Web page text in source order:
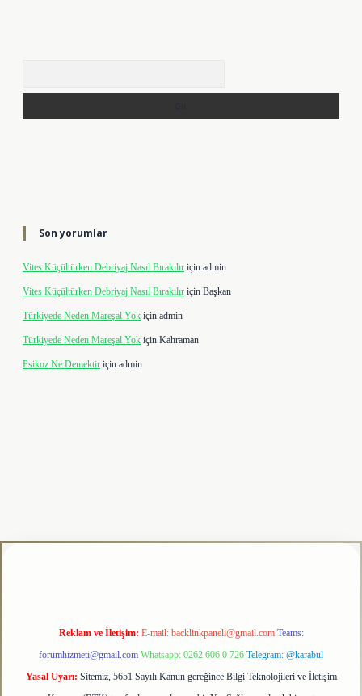
Son yorumlar
Vites Küçültürken Debriyaj Nasıl Bırakılır için admin
Vites Küçültürken Debriyaj Nasıl Bırakılır için Başkan
Türkiyede Neden Mareşal Yok için admin
Türkiyede Neden Mareşal Yok için Kahraman
Psikoz Ne Demektir için admin
giriş adresitulipbet
Reklam ve İletişim: E-mail: backlinkpaneli@gmail.com Teams:
forumhizmeti@gmail.com Whatsapp: 0262 606 0 726 Telegram: @karabul
Yasal Uyarı: Sitemiz, 5651 Sayılı Kanun gereğince Bilgi Teknolojileri ve İletişim